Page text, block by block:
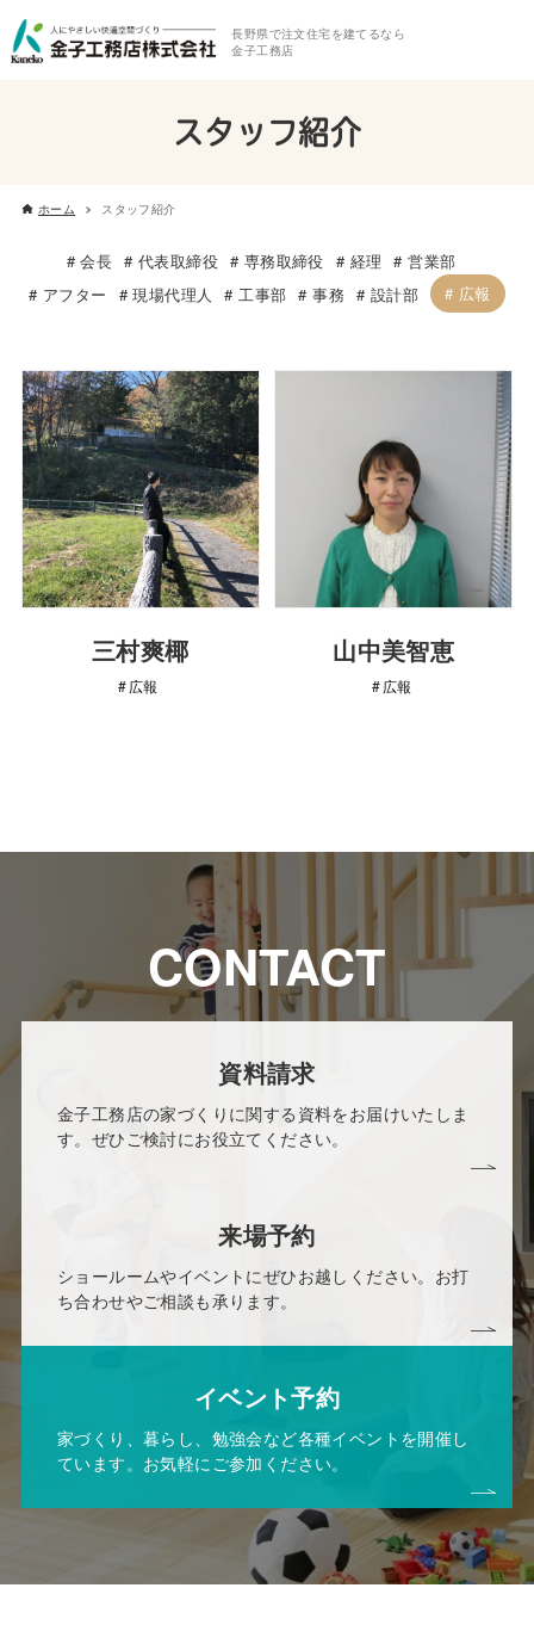
長野県で注文住宅を建てるなら
金子工務店
スタッフ紹介
ホーム スタッフ紹介
会長 代表取締役 専務取締役 経理
営業部
アフター
現場代理人 工事部 事務 設計部 広報
三村爽椰
広報
山中美智恵
広報
CONTACT
資料請求
金子工務店の家づくりに関する資料をお届けいたしま
す。ぜひご検討にお役立てください。
来場予約
ショールームやイベントにぜひお越しください。お打
ち合わせやご相談も承ります。
イベント予約
家づくり、暮らし、勉強会など各種イベントを開催し
ています。お気軽にご参加ください。